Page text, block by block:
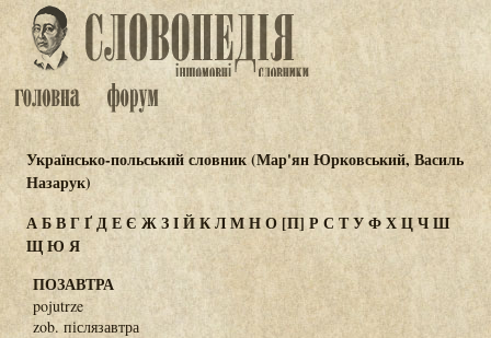
Українсько-польський словник (Мар'ян Юрковський, Василь
Назарук)
АБВГҐДЕЄЖЗІЙКЛМНО[П] Р С ТУФХЦЧШ
ЩЮЯ
ПОЗАВТРА
pojutrze
zob. післязавтра